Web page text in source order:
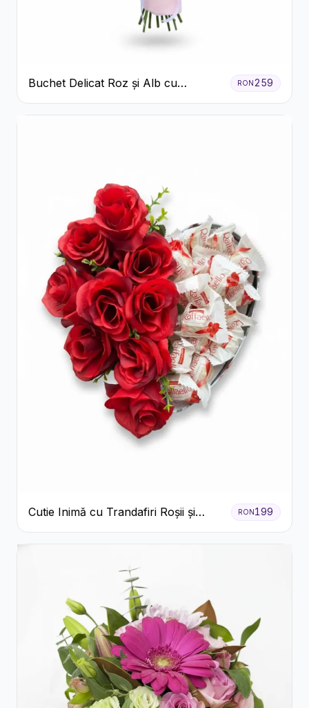
Buchet Delicat Roz și Alb cu
Trandafiri și Lisianthus
RON259
Cutie Inimă cu Trandafiri Roșii și
Raffaello
RON199